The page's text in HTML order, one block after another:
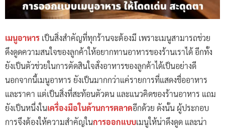
เมนูอาหาร เป็นสิ่งสำคัญที่ทุกร้านจะต้องมี เพราะเมนูสามารถช่วย
ดึงดูดความสนใจของลูกค้าให้อยากทานอาหารของร้านเราได้ อีกทั้ง
ยังเป็นตัวช่วยในการตัดสินใจสั่งอาหารของลูกค้าได้เป็นอย่างดี
นอกจากนี้เมนูอาหาร ยังเป็นมากกว่าแค่รายการที่แสดงชื่ออาหาร
และราคา แต่เป็นสิ่งที่สะท้อนตัวตน และแนวคิดของร้านอาหาร แถม
ยังเป็นหนึ่งในเครื่องมือในด้านการตลาดอีกด้วย ดังนั้น ผู้ประกอบ
การจึงต้องให้ความสำคัญในการออกแบบเมนูให้น่าดึงดูด และน่า